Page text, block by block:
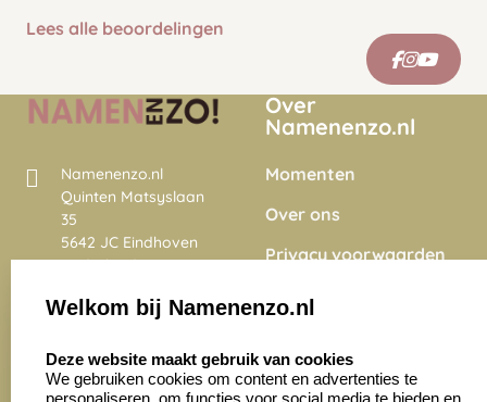
Lees alle beoordelingen
Namenenzo.nl
Quinten Matsyslaan
35
5642 JC Eindhoven
Nederland
4028 beoordelingen
Over
Namenenzo.nl
Momenten
Over ons
Privacy voorwaarden
Onze vacatures
Welkom bij Namenenzo.nl
Deze website maakt gebruik van cookies
We gebruiken cookies om content en advertenties te
personaliseren, om functies voor social media te bieden en